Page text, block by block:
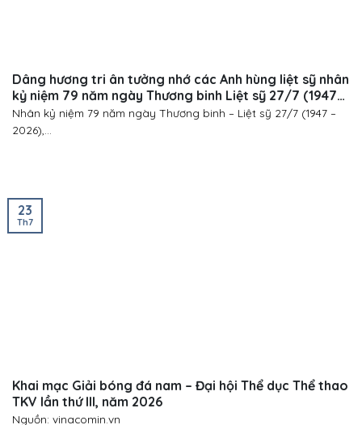
Dâng hương tri ân tưởng nhớ các Anh hùng liệt sỹ nhân
kỷ niệm 79 năm ngày Thương binh Liệt sỹ 27/7 (1947-
2026)
Nhân kỷ niệm 79 năm ngày Thương binh – Liệt sỹ 27/7 (1947 –
2026),...
Khai mạc Giải bóng đá nam – Đại hội Thể dục Thể thao
TKV lần thứ III, năm 2026
Nguồn: vinacomin.vn
23
Th7